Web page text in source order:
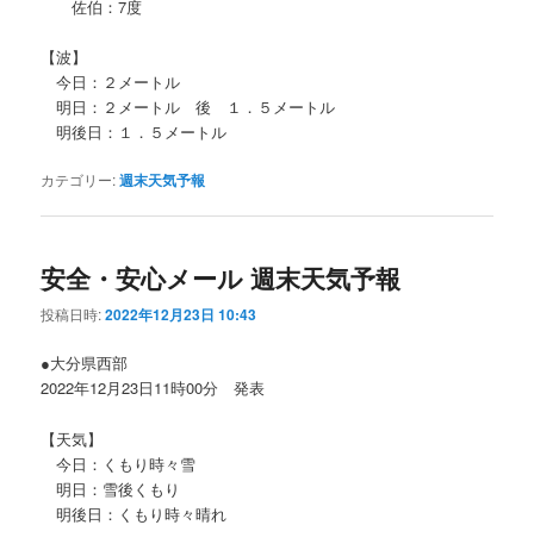
佐伯：7度
【波】
今日：２メートル
明日：２メートル 後 １．５メートル
明後日：１．５メートル
カテゴリー:週末天気予報
安全・安心メール 週末天気予報
投稿日時:2022年12月23日 10:43
●大分県西部
2022年12月23日11時00分 発表
【天気】
今日：くもり時々雪
明日：雪後くもり
明後日：くもり時々晴れ